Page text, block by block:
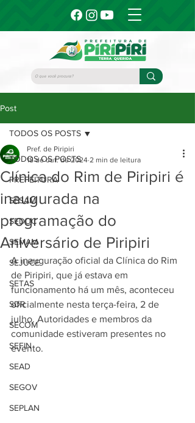
Post
TODOS OS POSTS
PREFEITURA
SESAM
SEDUC
SEMAM
SEJUCE
SETAS
SDR
SECOM
SEFIN
SEAD
SEGOV
SEPLAN
TODOS OS POSTS
Clínica do Rim de Piripiri é
inaugurada na
programação do
Aniversário de Piripiri
Pref. de Piripiri
18 de out. de 2024 2 min de leitura
A inauguração oficial da Clínica do Rim
de Piripiri, que já estava em
funcionamento há um mês, aconteceu
oficialmente nesta terça-feira, 2 de
julho. Autoridades e membros da
comunidade estiveram presentes no
evento.